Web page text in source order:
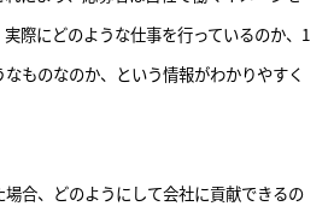
際にどのような仕事を行っているのか、1
ものなのか、という情報がわかりやすく
合、どのようにして会社に貢献できるの